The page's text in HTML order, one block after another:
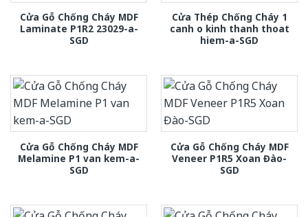
Cửa Gỗ Chống Cháy MDF
Laminate P1R2 23029-a-
SGD
Cửa Thép Chống Cháy 1
canh o kinh thanh thoat
hiem-a-SGD
Cửa Gỗ Chống Cháy MDF
Melamine P1 van kem-a-
SGD
Cửa Gỗ Chống Cháy MDF
Veneer P1R5 Xoan Đào-
SGD